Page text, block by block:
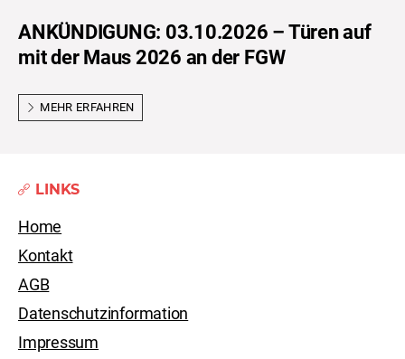
ANKÜNDIGUNG: 03.10.2026 – Türen auf
mit der Maus 2026 an der FGW
MEHR ERFAHREN
LINKS
Home
Kontakt
AGB
Datenschutzinformation
Impressum